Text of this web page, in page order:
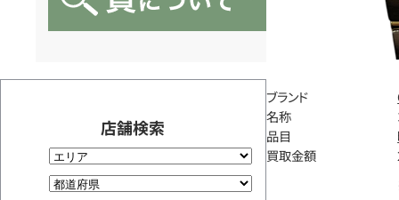
店舗検索
ブランド
名称
品目
買取金額